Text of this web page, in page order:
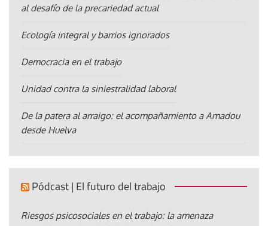
al desafío de la precariedad actual
Ecología integral y barrios ignorados
Democracia en el trabajo
Unidad contra la siniestralidad laboral
De la patera al arraigo: el acompañamiento a Amadou
desde Huelva
Pódcast | El futuro del trabajo
Riesgos psicosociales en el trabajo: la amenaza